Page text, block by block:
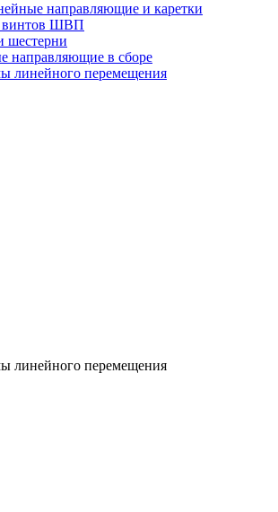
направляющие и каретки
ШВП
шестерни
направляющие в сборе
линейного перемещения
линейного перемещения